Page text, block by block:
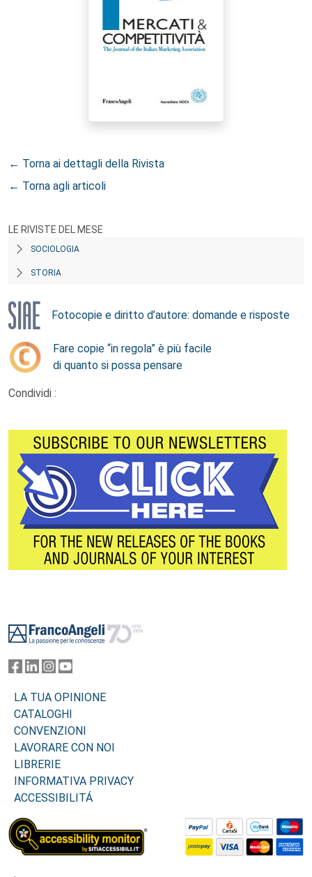
← Torna ai dettagli della Rivista
← Torna agli articoli
LE RIVISTE DEL MESE
SOCIOLOGIA
STORIA
Fotocopie e diritto d’autore: domande e risposte
Fare copie “in regola” è più facile
di quanto si possa pensare
Condividi :
LA TUA OPINIONE
CATALOGHI
CONVENZIONI
LAVORARE CON NOI
LIBRERIE
INFORMATIVA PRIVACY
ACCESSIBILITÁ